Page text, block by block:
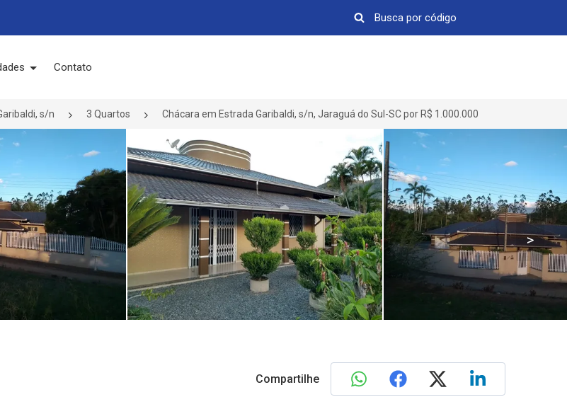
Contato
s/n 3 Quartos Chácara em Estrada Garibaldi, s/n, Jaraguá do Sul-SC por R$ 1.000.000
>
Compartilhe